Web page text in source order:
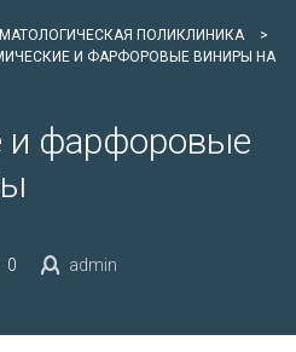
ПОЛИКЛИНИКА
>
И ФАРФОРОВЫЕ ВИНИРЫ НА
и фарфоровые
0 admin